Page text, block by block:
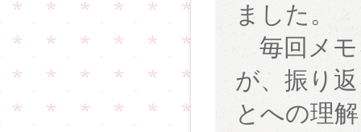
ました。
毎回メモ
が、振り
とへの理